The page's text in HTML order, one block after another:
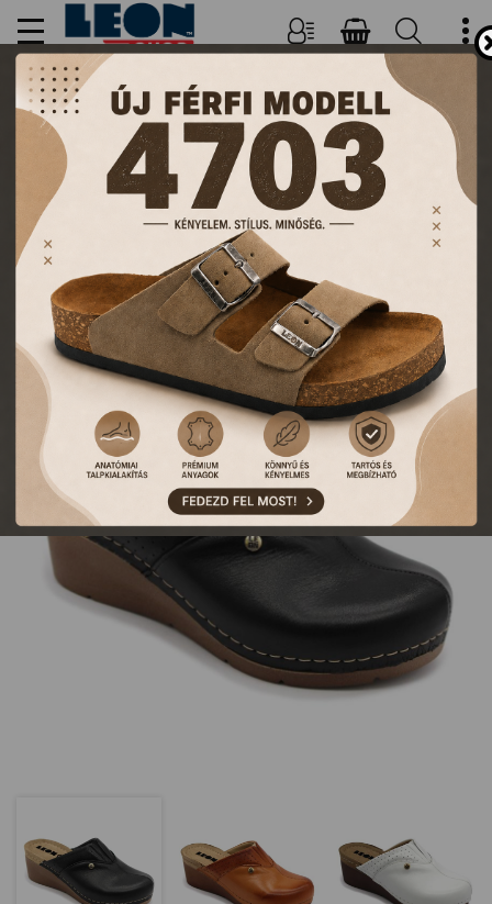
NŐI, FÉRFI PAPUCSOK ÉS
KLUMPÁK
FŐOLDAL TERMÉKEK